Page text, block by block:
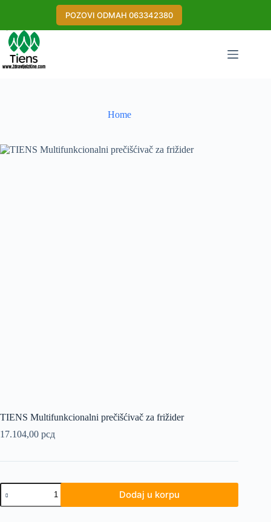
POZOVI ODMAH 063342380
Home
TIENS Multifunkcionalni prečišćivač za frižider
17.104,00 рсд
TIENS
Multifunkcionalni
prečišćivač
Dodaj u korpu